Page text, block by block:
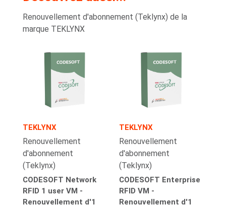
Renouvellement d'abonnement (Teklynx) de la
marque TEKLYNX
TEKLYNX
Renouvellement
d'abonnement
(Teklynx)
CODESOFT Network
RFID 1 user VM -
Renouvellement d'1
TEKLYNX
Renouvellement
d'abonnement
(Teklynx)
CODESOFT Enterprise
RFID VM -
Renouvellement d'1